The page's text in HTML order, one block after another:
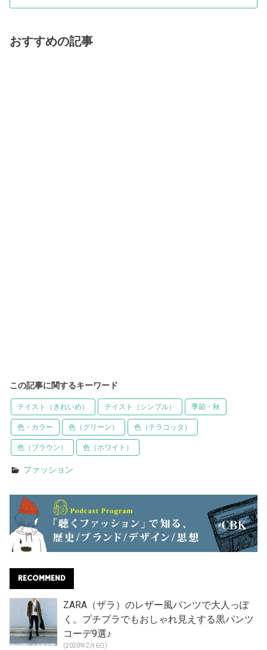
おすすめの記事
この記事に関するキーワード
テイスト（きれいめ） テイスト（シンプル） 季節・秋
色・カラー 色（グリーン） 色（テラコッタ）
色（ブラウン） 色（ホワイト）
ファッション
RECOMMEND
ZARA（ザラ）のレザー風パンツで大人っぽ
く。プチプラでもおしゃれ見えする黒パンツ
コーデ9選♪
(2020年2月6日)